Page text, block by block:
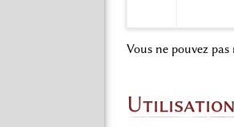
Vous ne pouvez